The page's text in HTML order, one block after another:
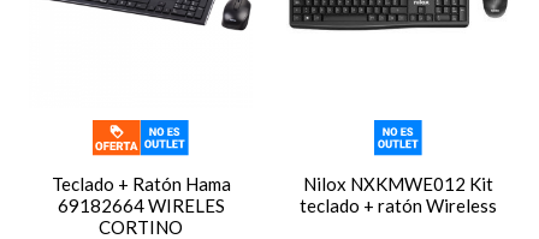
Teclado + Ratón Hama
69182664 WIRELES
CORTINO
Nilox NXKMWE012 Kit
teclado + ratón Wireless